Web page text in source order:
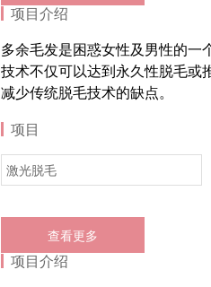
项目介绍
多余毛发是困惑女性及男性的一
技术不仅可以达到永久性脱毛或
减少传统脱毛技术的缺点。
项目
激光脱毛
查看更多
项目介绍